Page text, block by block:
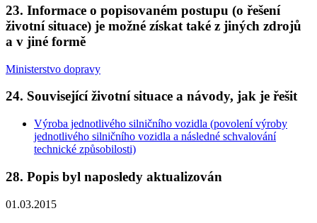
23. Informace o popisovaném postupu (o řešení
životní situace) je možné získat také z jiných zdrojů
a v jiné formě
Ministerstvo dopravy
24. Související životní situace a návody, jak je řešit
Výroba jednotlivého silničního vozidla (povolení výroby
jednotlivého silničního vozidla a následné schvalování
technické způsobilosti)
28. Popis byl naposledy aktualizován
01.03.2015